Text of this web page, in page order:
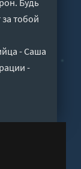
тобой
- Саша
-